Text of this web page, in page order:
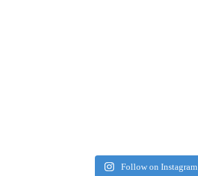
Follow on Instagram